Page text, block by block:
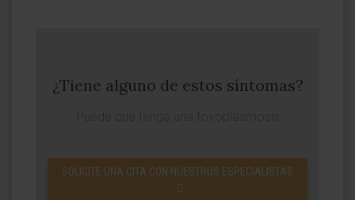
¿Tiene alguno de estos síntomas?
SOLICITE UNA CITA CON NUESTROS ESPECIALISTAS